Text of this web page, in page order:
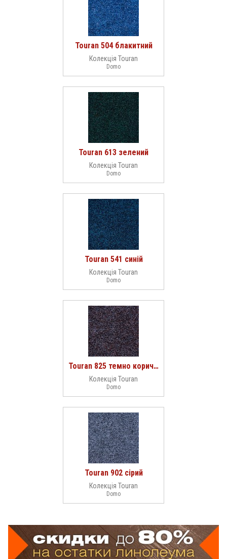
Touran 504 блакитний
Колекція Touran
Domo
Touran 613 зелений
Колекція Touran
Domo
Touran 541 синій
Колекція Touran
Domo
Touran 825 темно коричневий
Колекція Touran
Domo
Touran 902 сірий
Колекція Touran
Domo